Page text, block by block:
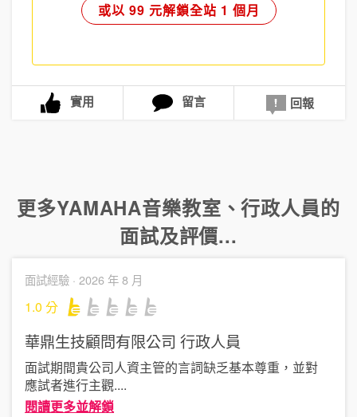
或以 99 元解鎖全站 1 個月
實用 留言 回報
更多YAMAHA音樂教室 、行政人員的
面試及評價...
面試經驗 · 2026 年 8 月
1.0 分
華鼎生技顧問有限公司 行政人員
面試期間貴公司人資主管的言詞缺乏基本尊重，並對
應試者進行主觀....
閱讀更多並解鎖